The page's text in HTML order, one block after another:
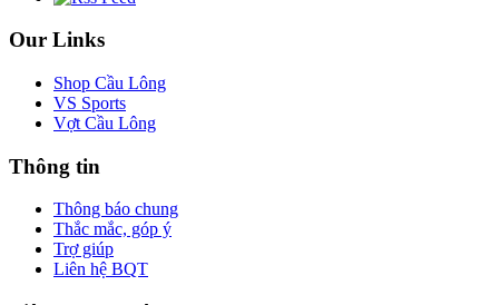
Our Links
Shop Cầu Lông
VS Sports
Vợt Cầu Lông
Thông tin
Thông báo chung
Thắc mắc, góp ý
Trợ giúp
Liên hệ BQT